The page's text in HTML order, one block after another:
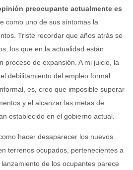
preocupante actualmente es
como uno de sus síntomas la
Triste recordar que años atrás se
los que en la actualidad están
proceso de expansión. A mi juicio, la
debilitamiento del empleo formal.
es, creo que imposible superar
y el alcanzar las metas de
establecido en el gobierno actual.
hacer desaparecer los nuevos
terrenos ocupados, pertenecientes a
de los ocupantes parece